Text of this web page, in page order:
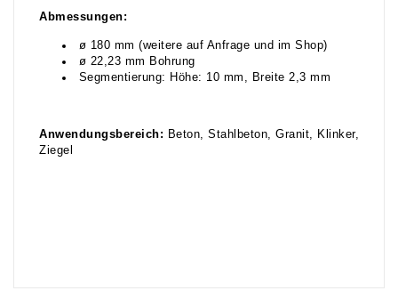
Abmessungen:
ø 180 mm (weitere auf Anfrage und im Shop)
ø 22,23 mm Bohrung
Segmentierung: Höhe: 10 mm, Breite 2,3 mm
Anwendungsbereich: Beton, Stahlbeton, Granit, Klinker,
Ziegel